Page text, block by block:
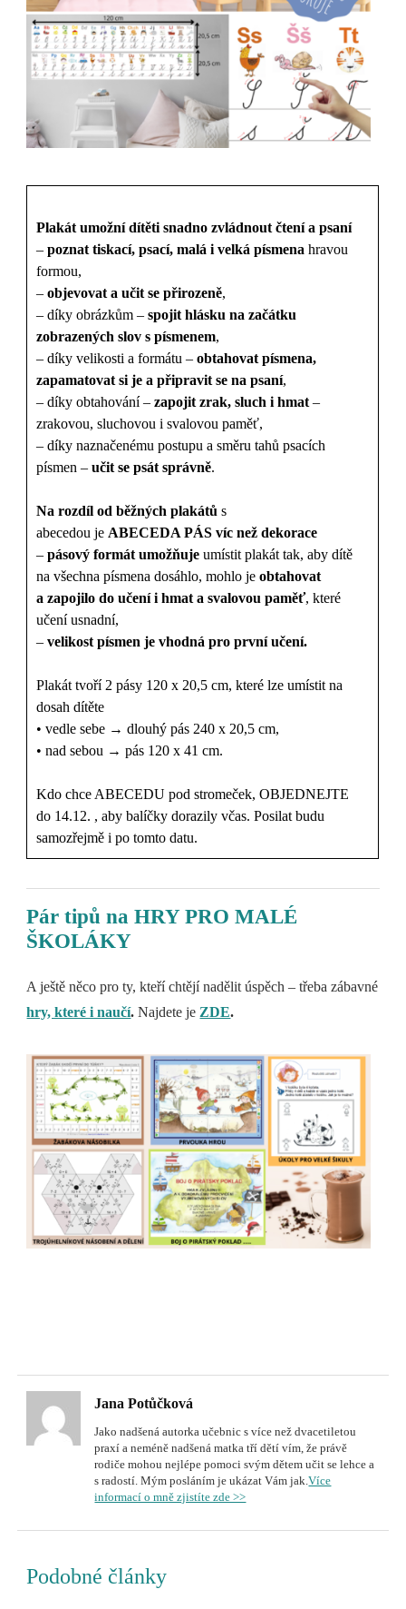
Plakát umožní dítěti snadno zvládnout čtení a psaní
–poznat tiskací, psací, malá i velká písmena hravou
formou,
–objevovat a učit se přirozeně,
– díky obrázkům –spojit hlásku na začátku
zobrazených slov s písmenem,
– díky velikosti a formátu –obtahovat písmena,
zapamatovat si je a připravit se na psaní,
– díky obtahování –zapojit zrak, sluch i hmat –
zrakovou, sluchovou i svalovou paměť,
– díky naznačenému postupu a směru tahů psacích
písmen –učit se psát správně.
Na rozdíl od běžných plakátů s
abecedou je ABECEDA PÁS víc než dekorace
–pásový formát umožňuje umístit plakát tak, aby dítě
na všechna písmena dosáhlo, mohlo jeobtahovat
a zapojilo do učení i hmat a svalovou paměť, které
učení usnadní,
–velikost písmen je vhodná pro první učení.
Plakát tvoří 2 pásy 120 x 20,5 cm, které lze umístit na
dosah dítěte
• vedle sebe → dlouhý pás 240 x 20,5 cm,
• nad sebou → pás 120 x 41 cm.
Kdo chce ABECEDU pod stromeček, OBJEDNEJTE
do 14.12. , aby balíčky dorazily včas. Posilat budu
samozřejmě i po tomto datu.
Pár tipů na HRY PRO MALÉ
ŠKOLÁKY
A ještě něco pro ty, kteří chtějí nadělit úspěch – třeba zábavné
hry, které i naučí. Najdete je ZDE.
Jana Potůčková
Jako nadšená autorka učebnic s více než dvacetiletou
praxí a neméně nadšená matka tří dětí vím, že právě
rodiče mohou nejlépe pomoci svým dětem učit se lehce a
s radostí. Mým posláním je ukázat Vám jak.Více
informací o mně zjistíte zde >>
Podobné články